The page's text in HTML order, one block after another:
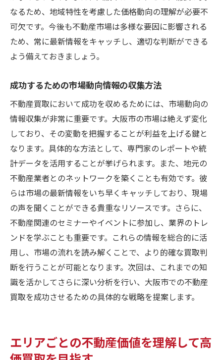
なるため、地域特性を考慮した価格動向の理解が必要不
可欠です。今後も不動産市場は多様な要因に影響される
ため、常に最新情報をキャッチし、適切な判断ができる
よう備えておきましょう。
成功するための市場動向情報の収集方法
不動産買取において成功を収めるためには、市場動向の
情報収集が非常に重要です。大阪市の市場は絶えず変化
しており、その変動を把握することが利益を上げる鍵と
なります。具体的な方法として、専門家のレポートや統
計データを活用することが挙げられます。また、地元の
不動産業者とのネットワークを築くことも有効です。彼
らは市場の最新情報をいち早くキャッチしており、現場
の声を聞くことができる貴重なリソースです。さらに、
不動産関連のセミナーやイベントに参加し、業界のトレ
ンドを学ぶことも重要です。これらの情報を総合的に活
用し、市場の流れを読み解くことで、より的確な買取判
断を行うことが可能となります。次回は、これまでの知
識を活かしてさらに深い分析を行い、大阪市での不動産
買取を成功させるための具体的な戦略を提案します。
エリアごとの不動産価値を理解して高